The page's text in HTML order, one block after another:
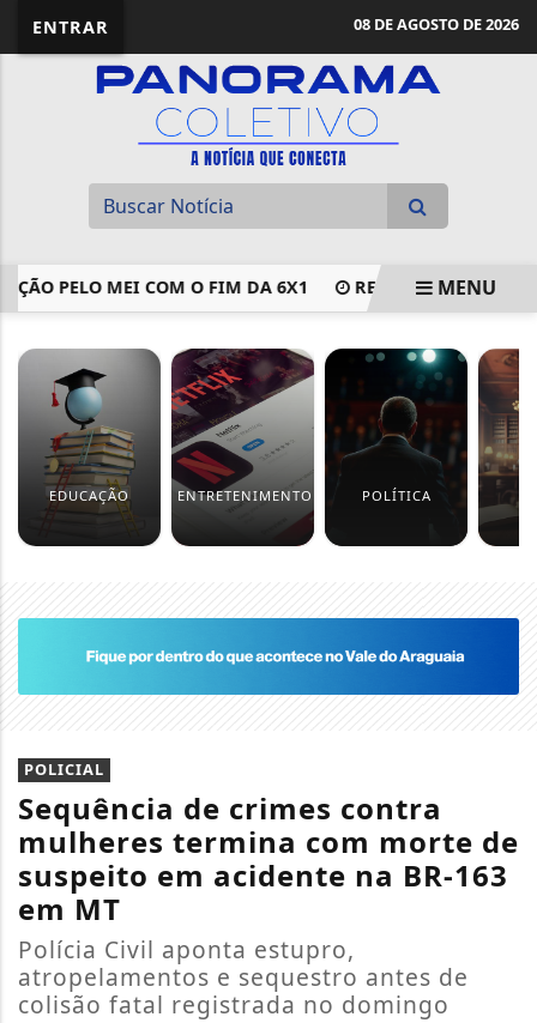
ENTRAR 08 DE AGOSTO DE 2026
PELO MEI COM O FIM DA 6X1 RESULTADOS DEMENU
EDUCAÇÃO ENTRETENIMENTO POLÍTICA
POLICIAL
Sequência de crimes contra
mulheres termina com morte de
suspeito em acidente na BR-163
em MT
Polícia Civil aponta estupro,
atropelamentos e sequestro antes de
colisão fatal registrada no domingo